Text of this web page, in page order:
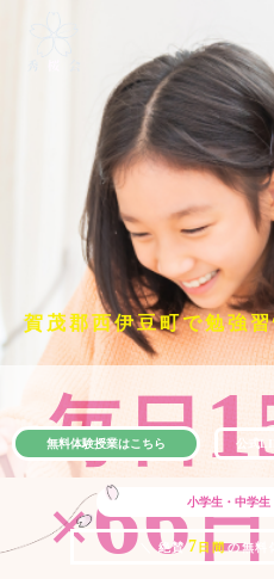
賀茂郡西伊豆町で勉強
毎日
×66小学生・中学生
＼ 絶賛 7 日間の無料
無料体験授業はこちら 公式